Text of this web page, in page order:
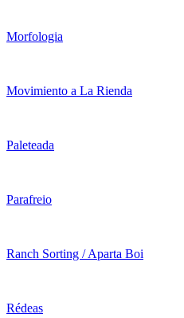
Morfologia
Movimiento a La Rienda
Paleteada
Parafreio
Ranch Sorting / Aparta Boi
Rédeas